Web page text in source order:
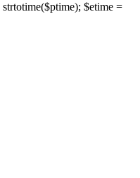
$etime =